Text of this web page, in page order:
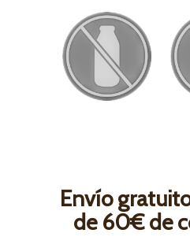
Envío
de 60€ de